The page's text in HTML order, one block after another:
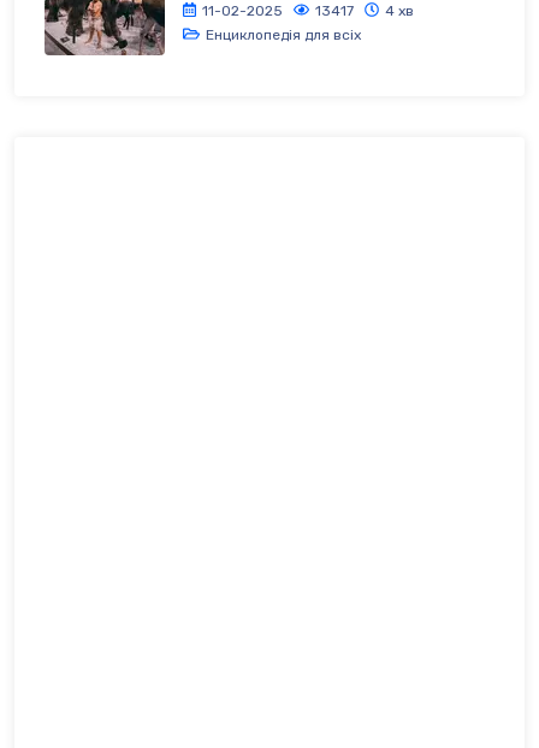
11-02-2025 13417
4 хв
Енциклопедія для всіх